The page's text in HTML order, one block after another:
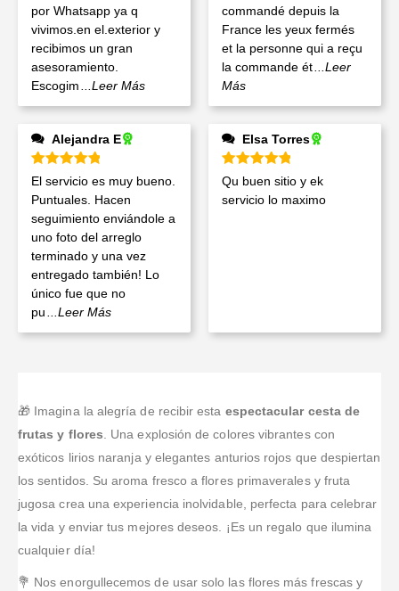
por Whatsapp ya q
vivimos.en el.exterior y
recibimos un gran
asesoramiento.
Escogim
...Leer Más
commandé depuis la
France les yeux fermés
et la personne qui a reçu
la commande ét
...Leer
Más
Alejandra E
Valorado en5de 5
El servicio es muy bueno.
Puntuales. Hacen
seguimiento enviándole a
uno foto del arreglo
terminado y una vez
entregado también! Lo
único fue que no
pu
...Leer Más
Elsa Torres
Valorado en5 de 5
Qu buen sitio y ek
servicio lo maximo
🎁 Imagina la alegría de recibir esta espectacular cesta de
frutas y flores . Una explosión de colores vibrantes con
exóticos lirios naranja y elegantes anturios rojos que despiertan
los sentidos. Su aroma fresco a flores primaverales y fruta
jugosa crea una experiencia inolvidable, perfecta para celebrar
la vida y enviar tus mejores deseos. ¡Es un regalo que ilumina
cualquier día!
💐 Nos enorgullecemos de usar solo las flores más frescas y